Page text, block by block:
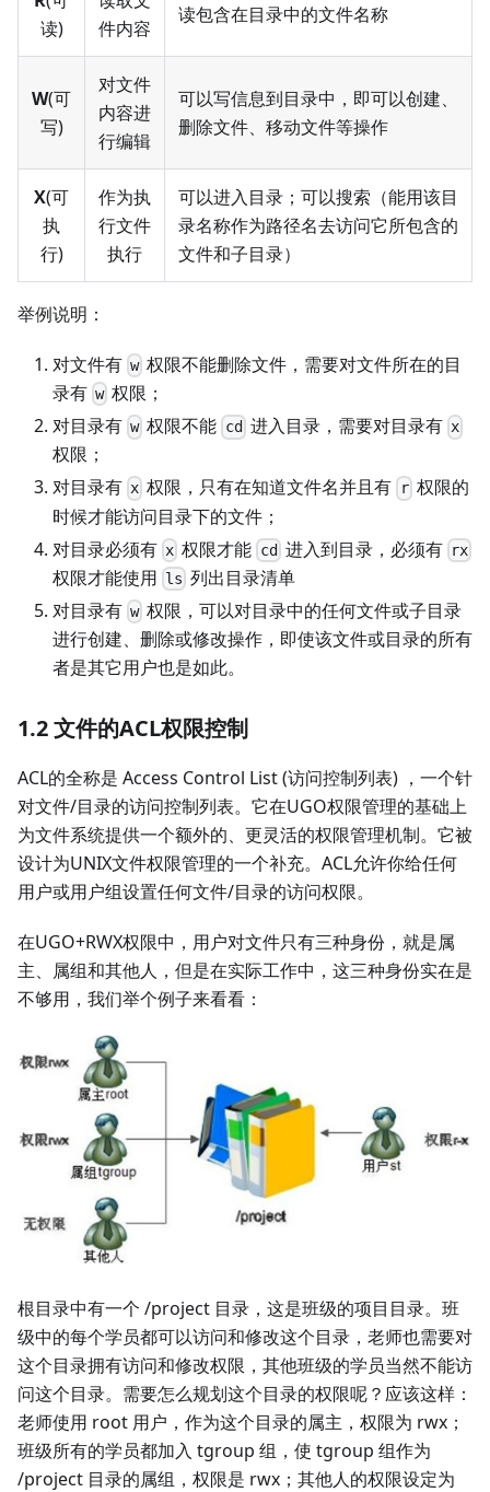
读)
件内容
读包含在目录中的文件名称
W(可
写)
对文件
内容进
行编辑
可以写信息到目录中，即可以创建、
删除文件、移动文件等操作
X(可
执
行)
作为执
行文件
执行
可以进入目录；可以搜索（能用该目
录名称作为路径名去访问它所包含的
文件和子目录）
举例说明：
对文件有 w 权限不能删除文件，需要对文件所在的目
录有 w 权限；
对目录有 w 权限不能 cd 进入目录，需要对目录有 x
权限；
对目录有 x 权限，只有在知道文件名并且有 r权限的
时候才能访问目录下的文件；
对目录必须有 x 权限才能 cd 进入到目录，必须有 rx
权限才能使用 ls 列出目录清单
对目录有 w 权限，可以对目录中的任何文件或子目录
进行创建、删除或修改操作，即使该文件或目录的所有
者是其它用户也是如此。
1.2文件的ACL权限控制
ACL的全称是 Access Control List (访问控制列表) ，一个针
对文件/目录的访问控制列表。它在UGO权限管理的基础上
为文件系统提供一个额外的、更灵活的权限管理机制。它被
设计为UNIX文件权限管理的一个补充。ACL允许你给任何
用户或用户组设置任何文件/目录的访问权限。
在UGO+RWX权限中，用户对文件只有三种身份，就是属
主、属组和其他人，但是在实际工作中，这三种身份实在是
不够用，我们举个例子来看看：
根目录中有一个 /project 目录，这是班级的项目目录。班
级中的每个学员都可以访问和修改这个目录，老师也需要对
这个目录拥有访问和修改权限，其他班级的学员当然不能访
问这个目录。需要怎么规划这个目录的权限呢？应该这样：
老师使用 root 用户，作为这个目录的属主，权限为 rwx；
班级所有的学员都加入 tgroup 组，使 tgroup 组作为
/project 目录的属组，权限是 rwx；其他人的权限设定为